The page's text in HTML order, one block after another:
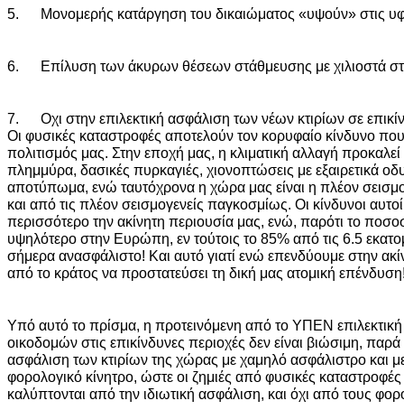
5. Μονομερής κατάργηση του δικαιώματος «υψούν» στις
6. Επίλυση των άκυρων θέσεων στάθμευσης με χιλιοστά
7. Οχι στην επιλεκτική ασφάλιση των νέων κτιρίων σε
Οι φυσικές καταστροφές αποτελούν τον κορυφαίο κίνδυνο
πολιτισμός μας. Στην εποχή μας, η κλιματική αλλαγή
πλημμύρα, δασικές πυρκαγιές, χιονοπτώσεις με εξαιρετικά
αποτύπωμα, ενώ ταυτόχρονα η χώρα μας είναι η πλέον
και από τις πλέον σεισμογενείς παγκοσμίως. Οι κίνδυνοι
περισσότερο την ακίνητη περιουσία μας, ενώ, παρότι το
υψηλότερο στην Ευρώπη, εν τούτοις το 85% από τις 6.5
σήμερα ανασφάλιστο! Και αυτό γιατί ενώ επενδύουμε στην
από το κράτος να προστατεύσει τη δική μας ατομική
Υπό αυτό το πρίσμα, η προτεινόμενη από το ΥΠΕΝ
οικοδομών στις επικίνδυνες περιοχές δεν είναι βιώσιμη,
ασφάλιση των κτιρίων της χώρας με χαμηλό ασφάλιστρο και
φορολογικό κίνητρο, ώστε οι ζημιές από φυσικές καταστροφές
καλύπτονται από την ιδιωτική ασφάλιση, και όχι από τους